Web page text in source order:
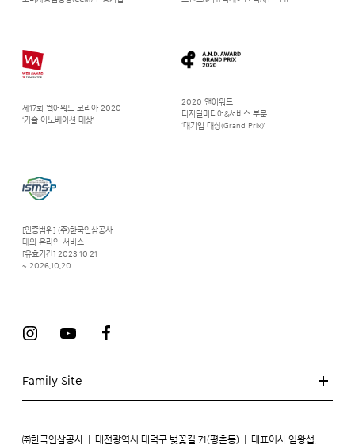
Family Site
제17회 웹어워드 코리아 2020
‘기술 이노베이션 대상’
2020 앤어워드
디지털미디어&서비스 부문
‘대기업 대상(Grand Prix)’
[인증범위] (주)한국인삼공사
대외 온라인 서비스
[유효기간] 2023.10.21
~ 2026.10.20
㈜한국인삼공사 대전광역시 대덕구 벚꽃길 71(평촌동) 대표이사 임왕섭,